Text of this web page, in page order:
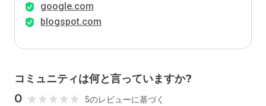
google.com
blogspot.com
コミュニティは何と言っていますか?
0 5のレビューに基づく